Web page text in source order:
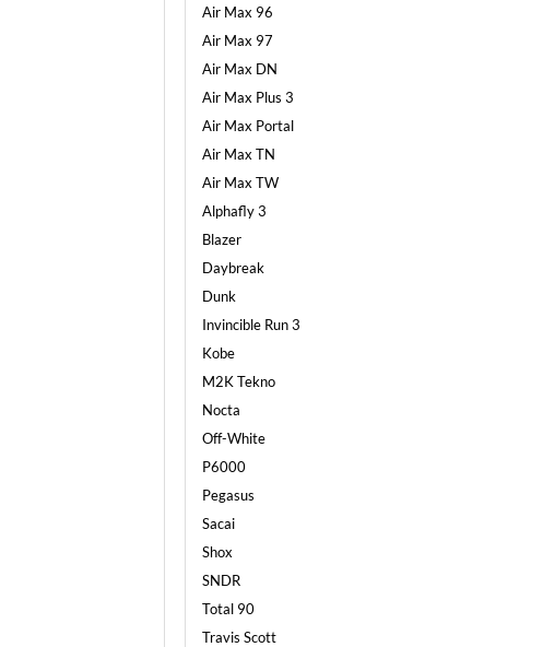
Air Max 96
Air Max 97
Air Max DN
Air Max Plus 3
Air Max Portal
Air Max TN
Air Max TW
Alphafly 3
Blazer
Daybreak
Dunk
Invincible Run 3
Kobe
M2K Tekno
Nocta
Off-White
P6000
Pegasus
Sacai
Shox
SNDR
Total 90
Travis Scott